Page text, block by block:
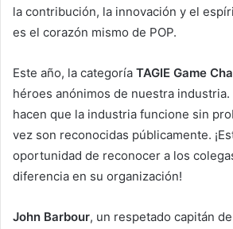
la contribución, la innovación y el
es el corazón mismo de POP.
Este año, la categoría TAGIE Game
héroes anónimos de nuestra industria.
hacen que la industria funcione sin
vez son reconocidas públicamente.
oportunidad de reconocer a los
diferencia en su organización!
John Barbour, un respetado capitán